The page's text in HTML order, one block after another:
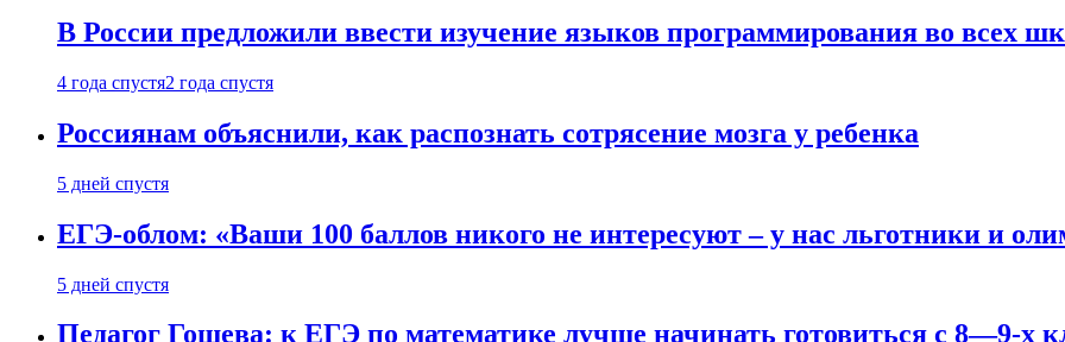
В России предложили ввести изучение языков программирования во всех
4 года спустя2 года спустя
Россиянам объяснили, как распознать сотрясение мозга у ребенка
5 дней спустя
ЕГЭ-облом: «Ваши 100 баллов никого не интересуют – у нас льготники и
5 дней спустя
Педагог Гошева: к ЕГЭ по математике лучше начинать готовиться с 8—9-х